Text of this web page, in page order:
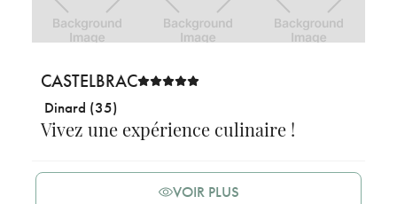
CASTELBRAC
Dinard (35)
Vivez une expérience culinaire !
VOIR PLUS